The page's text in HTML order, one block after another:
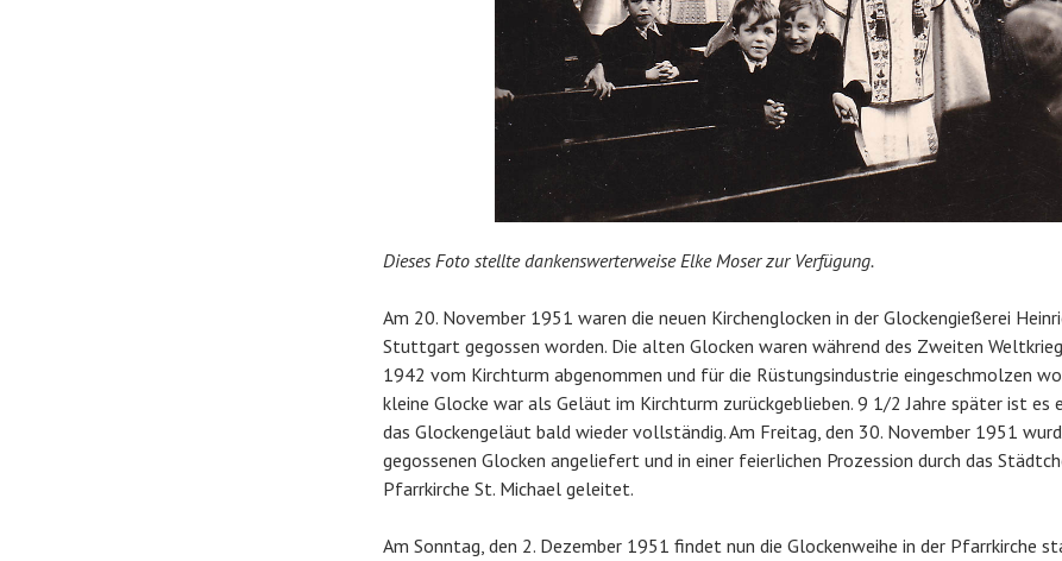
Dieses Foto stellte dankenswerterweise Elke Moser zur Verfügung.
Am 20. November 1951 waren die neuen Kirchenglocken in der Glockengießerei
Stuttgart gegossen worden. Die alten Glocken waren während des Zweiten
1942 vom Kirchturm abgenommen und für die Rüstungsindustrie eingeschmolzen
kleine Glocke war als Geläut im Kirchturm zurückgeblieben. 9 1/2 Jahre später ist es
das Glockengeläut bald wieder vollständig. Am Freitag, den 30. November 1951
gegossenen Glocken angeliefert und in einer feierlichen Prozession durch das
Pfarrkirche St. Michael geleitet.
Am Sonntag, den 2. Dezember 1951 findet nun die Glockenweihe in der Pfarrkirche